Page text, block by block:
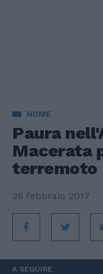
HOME
Paura
Macerata
terremoto
26 febbraio 2017
A SEGUIRE